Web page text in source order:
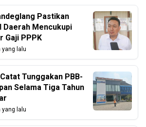
Pastikan
Daerah Mencukupi
Gaji PPPK
yang lalu
Tunggakan PBB-
Selama Tiga Tahun
yang lalu